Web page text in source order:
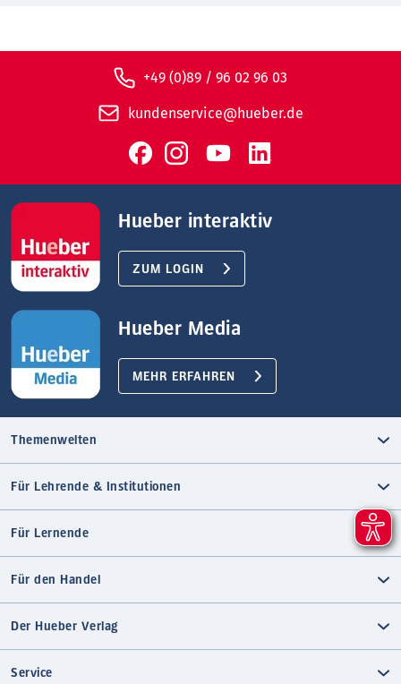
+49 (0)89 / 96 02 96 03
kundenservice@hueber.de
Hueber interaktiv
ZUM LOGIN
Hueber Media
MEHR ERFAHREN
Themenwelten
Für Lehrende & Institutionen
Für Lernende
Für den Handel
Der Hueber Verlag
Service